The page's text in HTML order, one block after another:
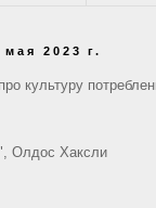
2023 г.
культуру
Олдос Хаксли